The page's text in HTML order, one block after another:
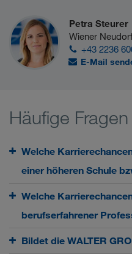
Petra Steurer
Wiener Neudorf
+43 2236
E-Mail
Häufige
Welche
einer höheren Schule
Welche
berufserfahrener
Bildet die WALTER